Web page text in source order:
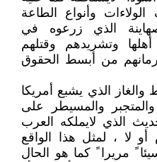
وأنواع الطاعة
الذي زرعوه في
وتشريدهم وقتلهم
من أبسط الحقوق
والغاز الذي يشبع أمريكا
والمسيطر على
الذي لايملكه العرب
لا ، لمثل هذا الواقع
مريرا ً كما هو الحال